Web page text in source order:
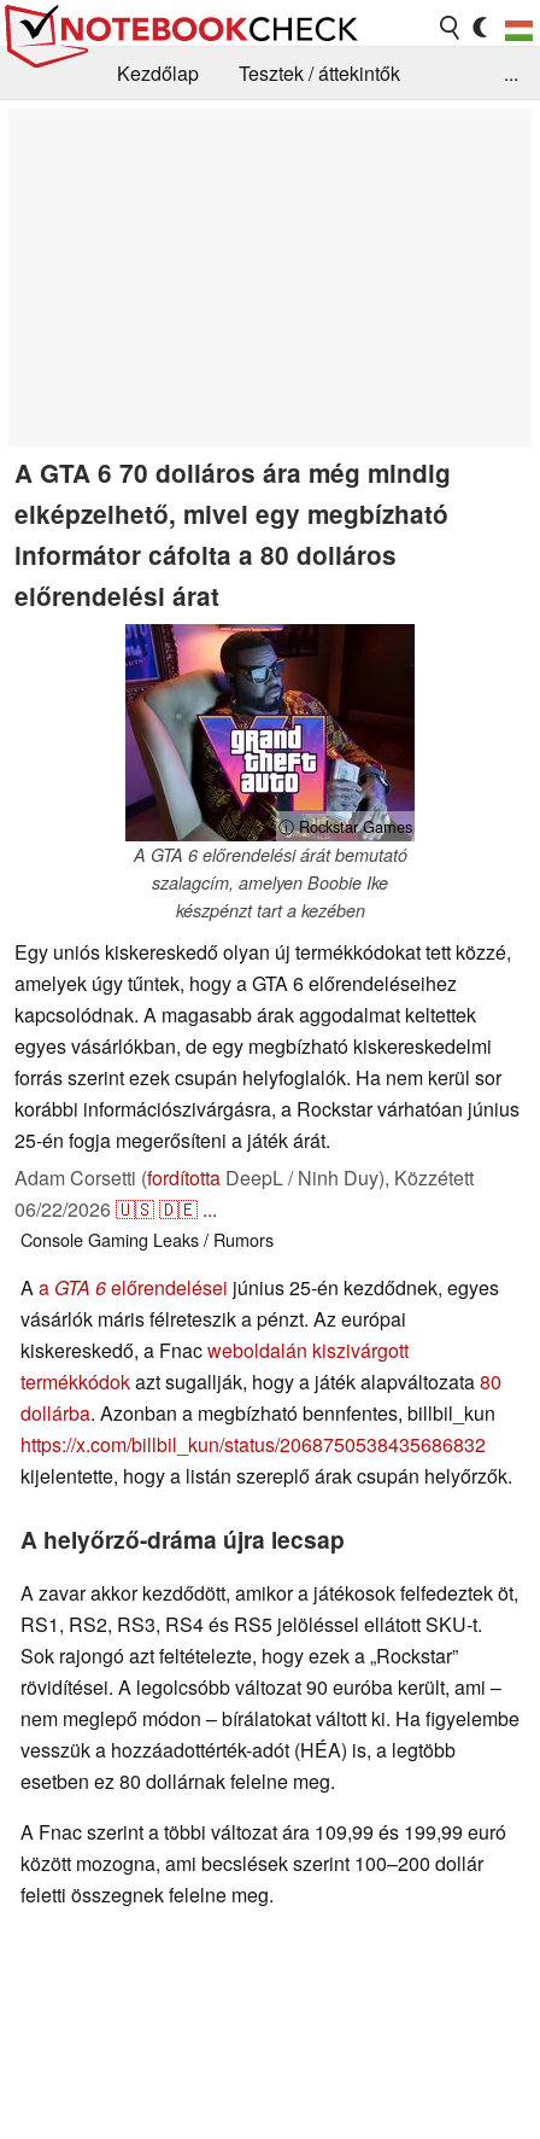
Kezdőlap
Tesztek / áttekintők
...
A GTA 6 70 dolláros ára még mindig
elképzelhető, mivel egy megbízható
informátor cáfolta a 80 dolláros
előrendelési árat
ⓘ Rockstar Games
A GTA 6 előrendelési árát bemutató
szalagcím, amelyen Boobie Ike
készpénzt tart a kezében
Egy uniós kiskereskedő olyan új termékkódokat tett közzé,
amelyek úgy tűntek, hogy a GTA 6 előrendeléseihez
kapcsolódnak. A magasabb árak aggodalmat keltettek
egyes vásárlókban, de egy megbízható kiskereskedelmi
forrás szerint ezek csupán helyfoglalók. Ha nem kerül sor
korábbi információszivárgásra, a Rockstar várhatóan június
25-én fogja megerősíteni a játék árát.
Adam Corsetti (fordította DeepL / Ninh Duy), Közzétett
06/22/2026🇺🇸🇩🇪 ...
ConsoleGaming Leaks / Rumors
Aa GTA 6előrendelései június 25-én kezdődnek, egyes
vásárlók máris félreteszik a pénzt. Az európai
kiskereskedő, a Fnacweboldalán kiszivárgott
termékkódokazt sugallják, hogy a játék alapváltozata80
dollárba. Azonban a megbízható bennfentes, billbil_kun
https://x.com/billbil_kun/status/2068750538435686832
kijelentette, hogy a listán szereplő árak csupán helyőrzők.
A helyőrző-dráma újra lecsap
A zavar akkor kezdődött, amikor a játékosok felfedeztek öt,
RS1, RS2, RS3, RS4 és RS5 jelöléssel ellátott SKU-t.
Sok rajongó azt feltételezte, hogy ezek a „Rockstar”
rövidítései. A legolcsóbb változat 90 euróba került, ami –
nem meglepő módon – bírálatokat váltott ki. Ha figyelembe
vesszük a hozzáadottérték-adót (HÉA) is, a legtöbb
esetben ez 80 dollárnak felelne meg.
A Fnac szerint a többi változat ára 109,99 és 199,99 euró
között mozogna, ami becslések szerint 100–200 dollár
feletti összegnek felelne meg.